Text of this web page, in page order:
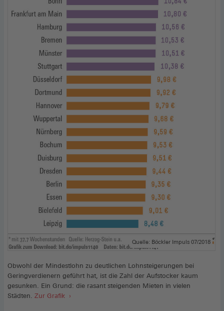
Quelle: Böckler Impuls 07/2018
Obwohl der Mindestlohn zu deutlichen Lohnsteigerungen bei
Geringverdienern geführt hat, ist die Zahl der Aufstocker kaum
gesunken. Ein Grund: die rasant steigenden Mieten in vielen
Städten. Zur Grafik